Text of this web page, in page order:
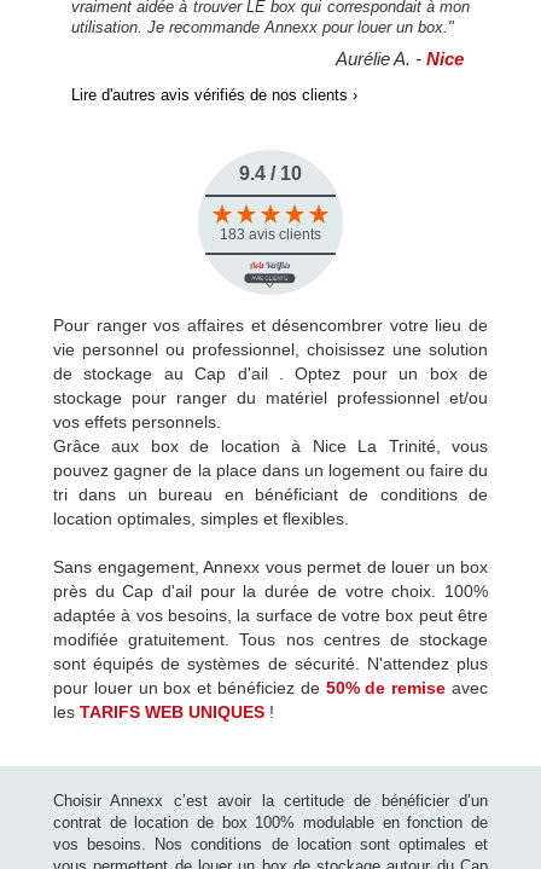
vraiment aidée à trouver LE box qui correspondait à mon
utilisation. Je recommande Annexx pour louer un box."
Aurélie A. - Nice
Lire d'autres avis vérifiés de nos clients ›
9.4 / 10
183 avis clients
Pour ranger vos affaires et désencombrer votre lieu de
vie personnel ou professionnel, choisissez une solution
de stockage au Cap d'ail . Optez pour un box de
stockage pour ranger du matériel professionnel et/ou
vos effets personnels.
Grâce aux box de location à Nice La Trinité, vous
pouvez gagner de la place dans un logement ou faire du
tri dans un bureau en bénéficiant de conditions de
location optimales, simples et flexibles.
Sans engagement, Annexx vous permet de louer un box
près du Cap d'ail pour la durée de votre choix. 100%
adaptée à vos besoins, la surface de votre box peut être
modifiée gratuitement. Tous nos centres de stockage
sont équipés de systèmes de sécurité. N'attendez plus
pour louer un box et bénéficiez de 50% de remise avec
les TARIFS WEB UNIQUES !
Choisir Annexx c’est avoir la certitude de bénéficier d’un
contrat de location de box 100% modulable en fonction de
vos besoins. Nos conditions de location sont optimales et